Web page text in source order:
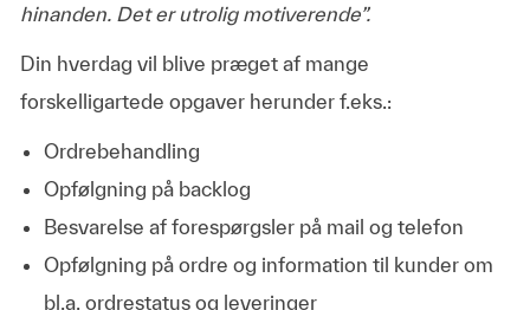
hinanden. Det er utrolig motiverende”.
Din hverdag vil blive præget af mange
forskelligartede opgaver herunder f.eks.:
Ordrebehandling
Opfølgning på backlog
Besvarelse af forespørgsler på mail og telefon
Opfølgning på ordre og information til kunder om
bl.a. ordrestatus og leveringer